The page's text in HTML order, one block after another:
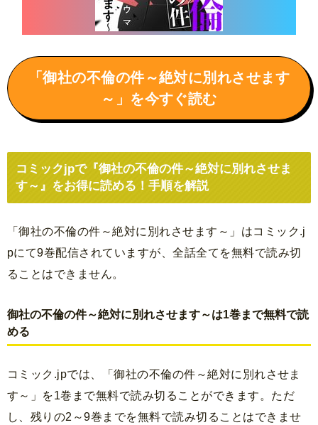
「御社の不倫の件～絶対に別れさせます
～」を今すぐ読む
コミックjpで『御社の不倫の件～絶対に別れさせま
す～』をお得に読める！手順を解説
「御社の不倫の件～絶対に別れさせます～」はコミック.j
pにて9巻配信されていますが、全話全てを無料で読み切
ることはできません。
御社の不倫の件～絶対に別れさせます～は1巻まで無料で読
める
コミック.jpでは、「御社の不倫の件～絶対に別れさせま
す～」を1巻まで無料で読み切ることができます。ただ
し、残りの2～9巻までを無料で読み切ることはできませ